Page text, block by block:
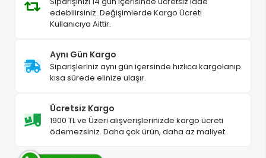
edebilirsiniz. Değişimlerde Kargo Ücreti
Kullanıcıya Aittir.
Aynı Gün Kargo
Siparişleriniz aynı gün içersinde hızlıca kargolanıp
kısa sürede elinize ulaşır.
Ücretsiz Kargo
1900 TL ve Üzeri alışverişlerinizde kargo ücreti
ödemezsiniz. Daha çok ürün, daha az maliyet.